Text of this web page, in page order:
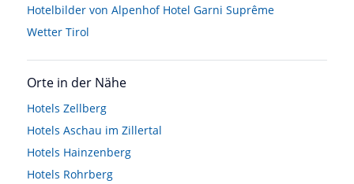
Hotelbilder von Alpenhof Hotel Garni Suprême
Wetter Tirol
Orte in der Nähe
Hotels Zellberg
Hotels Aschau im Zillertal
Hotels Hainzenberg
Hotels Rohrberg